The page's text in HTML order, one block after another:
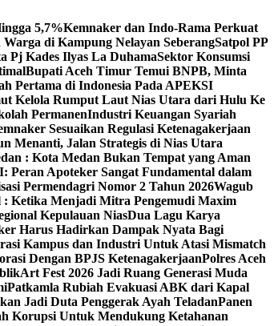
5,7%Kemnaker dan Indo-Rama Perkuat
di Kampung Nelayan SeberangSatpol PP
Pj Kades Ilyas La DuhamaSektor Konsumsi
Bupati Aceh Timur Temui BNPB, Minta
Pertama di Indonesia Pada APEKSI
Kelola Rumput Laut Nias Utara dari Hulu Ke
PermanenIndustri Keuangan Syariah
Sesuaikan Regulasi Ketenagakerjaan
Menanti, Jalan Strategis di Nias Utara
: Kota Medan Bukan Tempat yang Aman
Apoteker Sangat Fundamental dalam
Permendagri Nomor 2 Tahun 2026Wagub
Ketika Menjadi Mitra Pengemudi Maxim
Kepulauan NiasDua Lagu Karya
Harus Hadirkan Dampak Nyata Bagi
Kampus dan Industri Untuk Atasi Mismatch
Dengan BPJS KetenagakerjaanPolres Aceh
Art Fest 2026 Jadi Ruang Generasi Muda
Patkamla Rubiah Evakuasi ABK dari Kapal
Jadi Duta Penggerak Ayah TeladanPanen
Korupsi Untuk Mendukung Ketahanan